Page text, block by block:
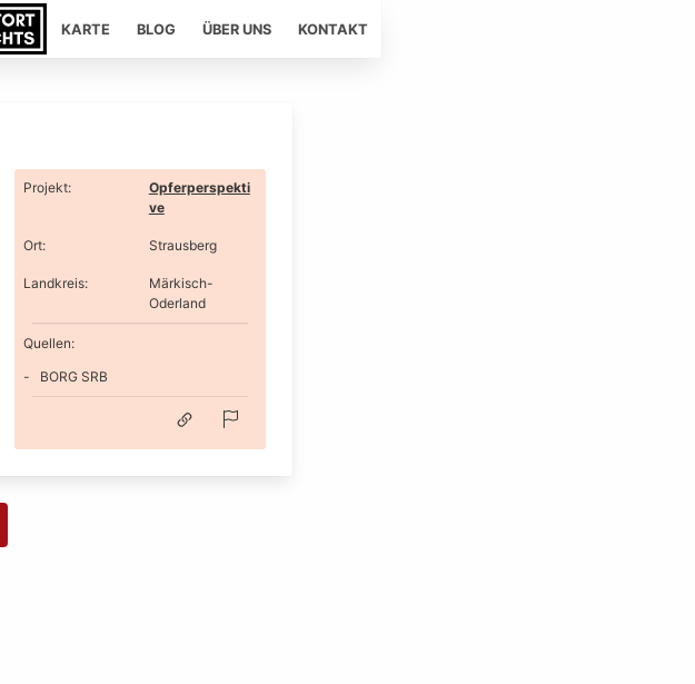
KARTE BLOG ÜBER UNS KONTAKT
Projekt:
Opferperspekti
ve
Ort: Strausberg
Landkreis:
Märkisch-
Oderland
Quellen:
BORG SRB